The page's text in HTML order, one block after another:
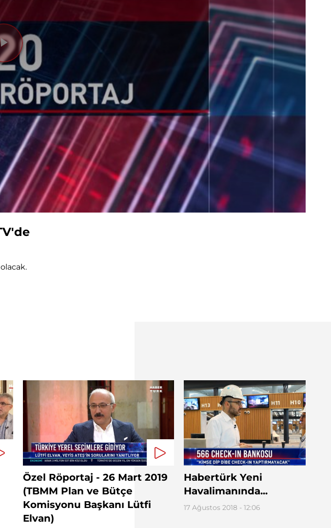
Videoyu
Oynat
Özel Röportaj - 26 Mart 2019
(TBMM Plan ve Bütçe
Komisyonu Başkanı Lütfi
Elvan)
Habertürk Yeni
Havalimanında...
17 Ağustos 2018 - 12:06